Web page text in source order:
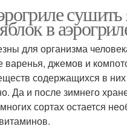
в
для организма
варенья, джемов и
содержащихся в них
Да и после зимнего
сортах остается